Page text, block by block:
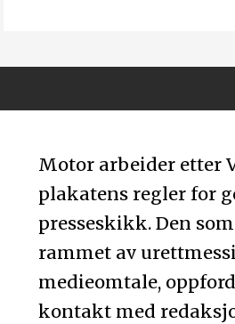
Motor arbeider etter
plakatens regler for
presseskikk. Den
rammet av
medieomtale,
kontakt med